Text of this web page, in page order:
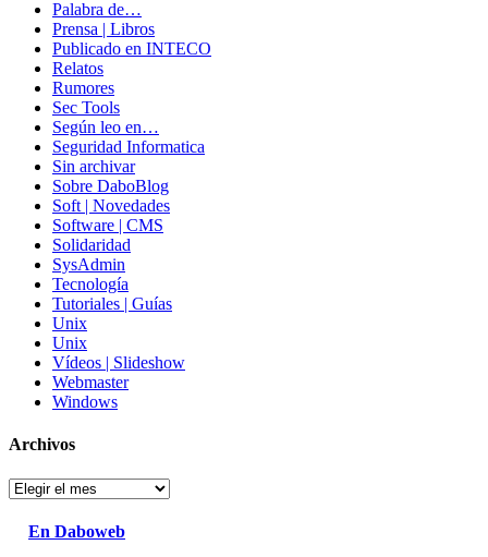
Palabra de…
Prensa | Libros
Publicado en INTECO
Relatos
Rumores
Sec Tools
Según leo en…
Seguridad Informatica
Sin archivar
Sobre DaboBlog
Soft | Novedades
Software | CMS
Solidaridad
SysAdmin
Tecnología
Tutoriales | Guías
Unix
Unix
Vídeos | Slideshow
Webmaster
Windows
Archivos
Archivos
En Daboweb